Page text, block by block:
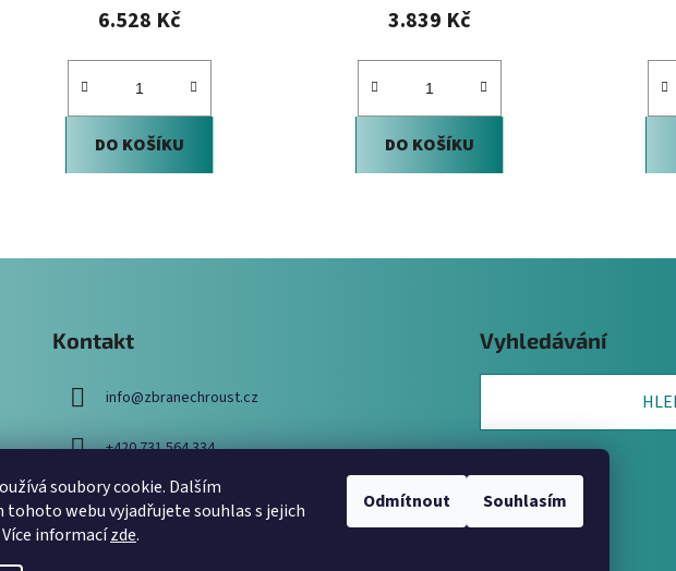
soubory cookie. Dalším
tohoto webu vyjadřujete souhlas s jejich
informacízde.
Odmítnout Souhlasím
6.528 Kč
DO KOŠÍKU
3.839 Kč
DO KOŠÍKU
v
r
v
k
Kontakt
info@zbranechroust.cz
+420 731 564 334
Vyhledávání